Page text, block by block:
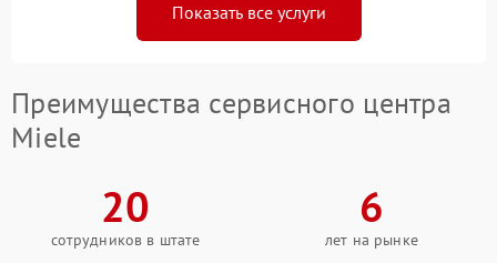
Показать все услуги
Преимущества сервисного центра
Miele
20
сотрудников в штате
6
лет на рынке